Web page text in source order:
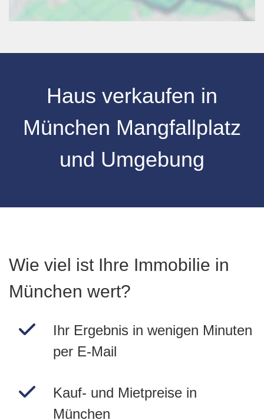
Haus verkaufen in
München Mangfallplatz
und Umgebung
Wie viel ist Ihre Immobilie in
München wert?
Ihr Ergebnis in wenigen Minuten
per E-Mail
Kauf- und Mietpreise in
München